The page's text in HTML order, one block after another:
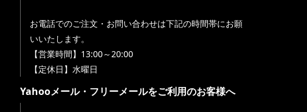
お電話でのご注文・お問い合わせは下記の時間帯にお願
いいたします。
【営業時間】13:00～20:00
【定休日】水曜日
Yahooメール・フリーメールをご利用のお客様へ